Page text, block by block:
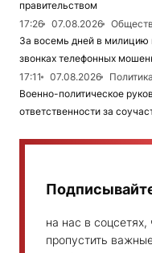
правительством
17:26
07.08.2026
За восемь дней в милицию
звонках телефонных
17:11
07.08.2026
Политика
Военно-политическое
ответственности за
на нас в соцсетях,
пропустить